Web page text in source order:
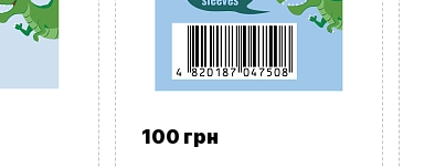
100 грн